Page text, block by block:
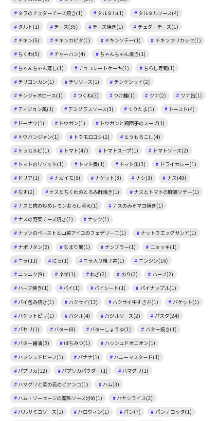
タラのチェダーチーズ焼き(1)
タルタル(1)
タルタルソース(4)
タルト(1)
チーズ(35) チーズ焼き(1)
チェダーチーズ(1)
チキン(5)
チキンカピタ(1) チキンソテー(1)
チキンフリカッセ(1)
ちくわ(5)
チャーハン(4)
ちゃんちゃん焼き(1)
ちゃんちゃん蒸し(1)
チョコレートケーキ(1)
ちらし寿司(1)
チリコンカン(1)
チリソース(1)
チンゲンサイ(2)
チンジャオロース(1)
つくね(3) つけ麺(1) ツナ(2)
ツナ缶(1)
ディジョン風(1)
デミグラスソース(3) てりたま(1)
トースト(4)
ドーナツ(1)
トウガン(1)
トウガンと鶏団子のスープ(1)
トウバンジャン(1)
トウモロコシ(2)
とうもろこし(4)
トッカルビ(1)
トマト(47) トマトスープ(1)
トマトソース(2)
トマトのリゾット(1)
トマト煮(1) トマト缶(3)
ドライカレー(1)
ドリア(1)
ナガイモ(6) ナゲット(3) ナシ(3)
ナス(49)
なす(2)
ナスとちくわのとろみ酢焼き(1)
ナスとトマトの麻婆ソテー(1)
ナスと肉の炒めレモンおろし添え(1)
ナスのみそマヨ焼き(1)
ナスの野菜チーズ焼き(1)
ナッツ(1)
ナッツのペーストと山菜アイコのフェデリーニ(1)
ナットウエッグサンド(1)
ナポリタン(2)
なまり節(1) ナンプラー(1)
ニョッキ(1)
ニラ(11)
にら(1) ニラ入り親子丼(1)
ニンジン(16)
ニンニク(9)
ネギ(1) ねぎ(2) のり(2)
ハーブ(2)
ハーブ焼き(1)
パイ(1) パイシート(1)
パイナップル(1)
パイ包み焼き(1)
ハクサイ(13) ハクサイ牛すき丼(1)
バケット(1)
バケットピザ(1)
バジル(4) バジルソース(2)
パスタ(24)
パセリ(1)
バター(8) バターしょうゆ(1)
バター焼き(1)
バター醤油(3)
はちみつ(1)
ハッシュドオニオン(1)
ハッシュドビーフ(1)
バナナ(1)
ハニーマスタード(1)
パプリカ(12)
パプリカパウダー(1)
ハマグリ(1)
ハマグリと菜の花のビアンコ(1)
ハム(3)
ハム・ソーセージの薬味ソース炒め(1)
ハヤシライス(2)
バルサミコソース(1)
ハロウィン(1) パン(7)
パンナコッタ(1)